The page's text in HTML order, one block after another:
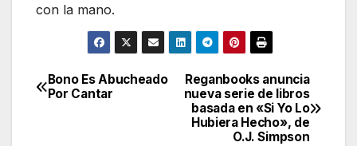
con la mano.
Navegación
Reganbooks anuncia
nueva serie de libros
basada en «Si Yo Lo
Hubiera Hecho», de
O.J. Simpson
Bono Es Abucheado
Por Cantar